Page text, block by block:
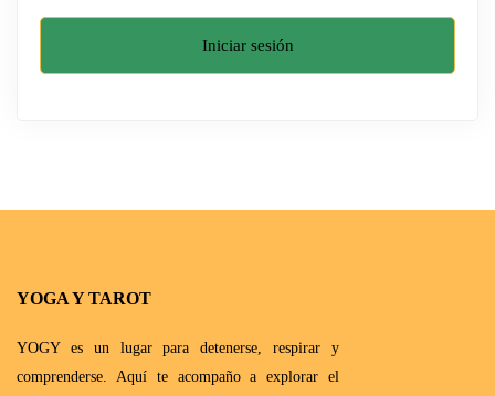
Iniciar sesión
YOGA Y TAROT
YOGY es un lugar para detenerse, respirar y
comprenderse. Aquí te acompaño a explorar el